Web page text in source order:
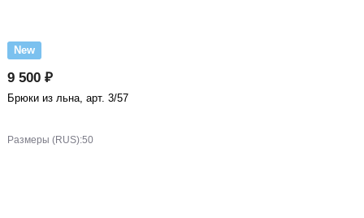
New
9 500 ₽
Брюки из льна, арт. 3/57
Размеры (RUS):50